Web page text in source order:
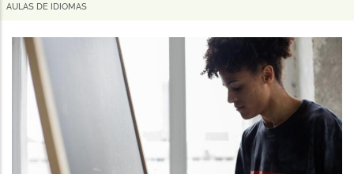
de
navegação
AULAS DE IDIOMAS